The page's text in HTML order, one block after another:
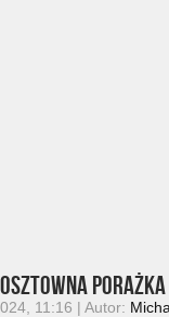
porażka
11:16 | Autor: